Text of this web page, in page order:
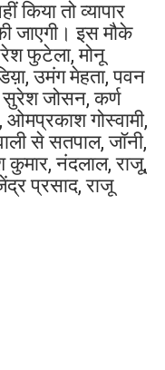
किया तो व्यापार
जाएगी। इस मौके
फुटेला, मोनू
उमंग मेहता, पवन
सुरेश जोसन, कर्ण
गोस्वामी,
से सतपाल, जॉनी,
कुमार, नंदलाल, राजू,
प्रसाद, राजू